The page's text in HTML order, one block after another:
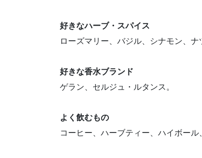
好きなハーブ・スパイス
ローズマリー、バジル、シナモン、
好きな香水ブランド
ゲラン、セルジュ・ルタンス。
よく飲むもの
コーヒー、ハーブティー、ハイボール